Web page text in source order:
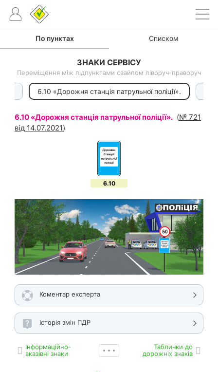
По пунктах Списком
ЗНАКИ СЕРВІСУ
Переміщення між підпунктами свайпом ліворуч-праворуч
6.10 «Дорожня станція патрульної поліції».
6.10 «Дорожня станція патрульної поліції». (№ 721
від 14.07.2021)
6.10
Коментар експерта
Історія змін ПДР
Інформаційно-
вказівні знаки
Таблички до
дорожніх знаків